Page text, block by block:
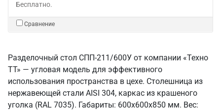
Бесплатно.
Сравнение
Разделочный стол СПП-211/600У от компании «Техно
ТТ» — угловая модель для эффективного
использования пространства в цехе. Столешница из
нержавеющей стали AISI 304, каркас из крашеного
уголка (RAL 7035). Габариты: 600x600x850 мм. Вес: